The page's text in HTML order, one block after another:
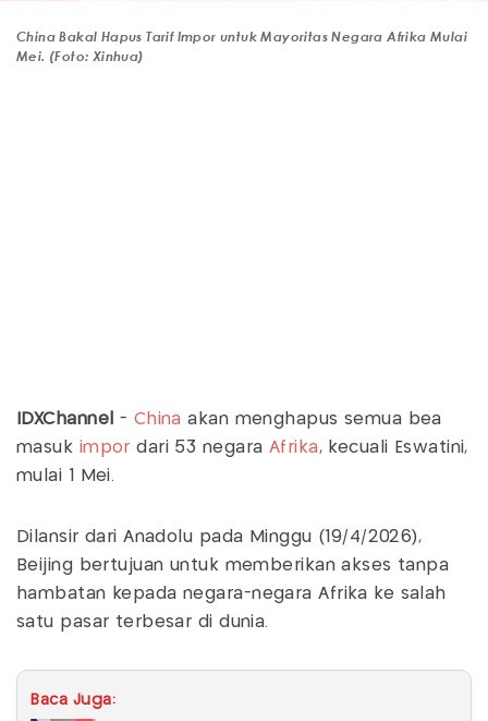
China Bakal Hapus Tarif Impor untuk Mayoritas Negara Afrika Mulai
Mei. (Foto: Xinhua)
IDXChannel - China akan menghapus semua bea
masuk impor dari 53 negara Afrika, kecuali Eswatini,
mulai 1 Mei.
Dilansir dari Anadolu pada Minggu (19/4/2026),
Beijing bertujuan untuk memberikan akses tanpa
hambatan kepada negara-negara Afrika ke salah
satu pasar terbesar di dunia.
Baca Juga: